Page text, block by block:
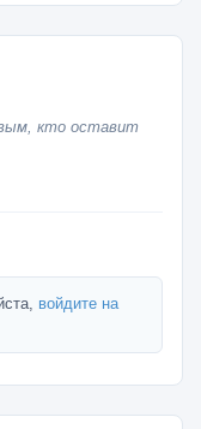
кто оставит
войдите на